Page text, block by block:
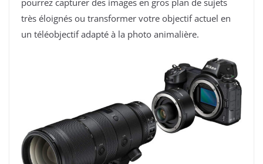
très éloignés ou transformer votre objectif actuel en
un téléobjectif adapté à la photo animalière.